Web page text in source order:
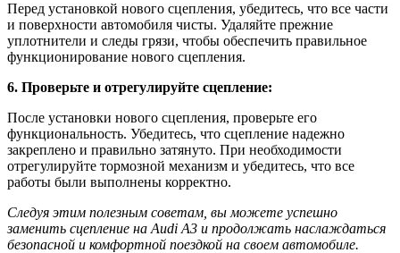
Перед установкой нового сцепления, убедитесь, что все части
и поверхности автомобиля чисты. Удаляйте прежние
уплотнители и следы грязи, чтобы обеспечить правильное
функционирование нового сцепления.
6. Проверьте и отрегулируйте сцепление:
После установки нового сцепления, проверьте его
функциональность. Убедитесь, что сцепление надежно
закреплено и правильно затянуто. При необходимости
отрегулируйте тормозной механизм и убедитесь, что все
работы были выполнены корректно.
Следуя этим полезным советам, вы можете успешно
заменить сцепление на Audi A3 и продолжать наслаждаться
безопасной и комфортной поездкой на своем автомобиле.